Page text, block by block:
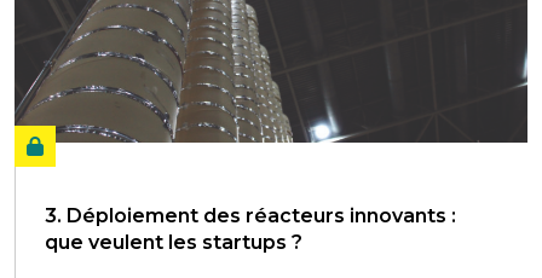
3. Déploiement des réacteurs innovants :
que veulent les startups ?